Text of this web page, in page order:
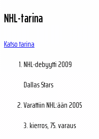
NHL-tarina
Katso tarina
NHL-debyytti2009
Dallas Stars
Varattiin NHL:ään2005
3. kierros, 75. varaus